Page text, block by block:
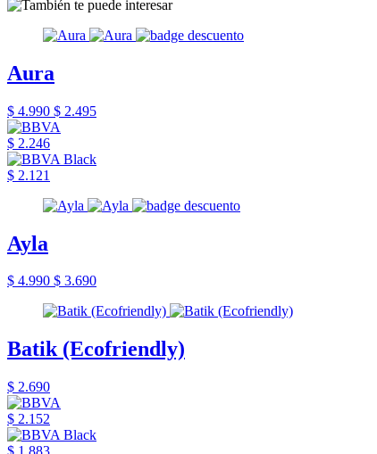
Aura
$ 4.990 $ 2.495
$ 2.246
$ 2.121
Ayla
$ 4.990 $ 3.690
Batik (Ecofriendly)
$ 2.690
$ 2.152